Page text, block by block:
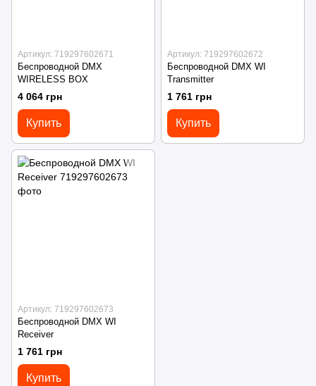
Артикул: 719297602671
Беспроводной DMX
WIRELESS BOX
4 064 грн
Купить
Артикул: 719297602672
Беспроводной DMX WI
Transmitter
1 761 грн
Купить
Артикул: 719297602673
Беспроводной DMX WI
Receiver
1 761 грн
Купить